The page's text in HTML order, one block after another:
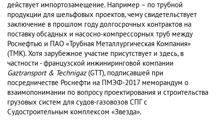
действует импортозамещение. Например – по трубной
продукции для шельфовых проектов, чему свидетельствует
заключение в прошлом году долгосрочных контрактов на
поставку обсадных и насосно-компрессорных труб между
Роснефтью и ПАО «Трубная Металлургическая Компания»
(ТМК). Хотя зарубежное участие присутствует и здесь, в
частности - французской инжиниринговой компании
Gaztransport & Technigaz(GTT), подписавшей при
посредничестве Роснефти на ПМЭФ-2017 меморандум о
взаимопонимании по вопросу проектирования и строительства
грузовых систем для судов-газовозов СПГ с
Судостроительным комплексом «Звезда».